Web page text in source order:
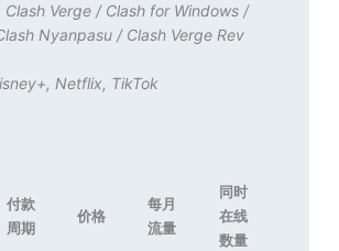
Clash Verge / Clash for Windows /
Nyanpasu / Clash Verge Rev
, Netflix, TikTok
付款
周期
价格
每月
流量
同时
在线
数量